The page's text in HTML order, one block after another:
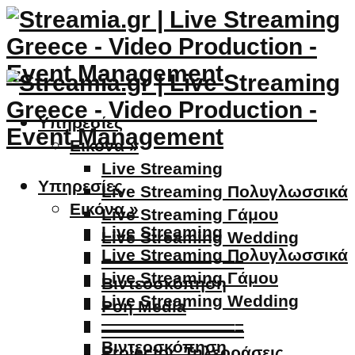
Υπηρεσίες
Εικόνα »
Live Streaming
Live Streaming Πολυγλωσσικά
Live Streaming Γάμου
Live Streaming Wedding
————————–
Βιντεοσκόπηση
Ροή Media
————————–
Υπηρεσίες
Εικόνα »
Live Streaming
Live Streaming Πολυγλωσσικά
Live Streaming Γάμου
Live Streaming Wedding
————————–
Βιντεοσκόπηση